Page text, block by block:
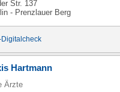
Str. 137
- Prenzlauer Berg
Digitalcheck
Hartmann
Ärzte